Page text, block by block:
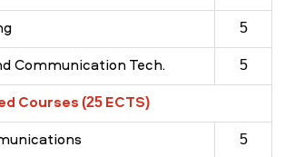
5
Communication Tech. 5
Courses (25 ECTS)
5